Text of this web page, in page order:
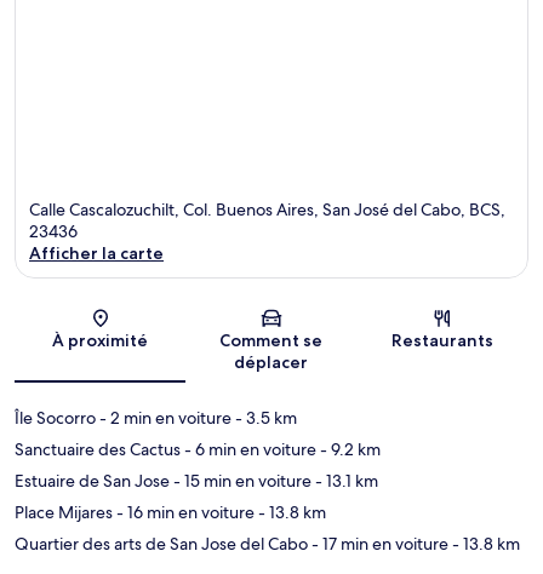
Calle Cascalozuchilt, Col. Buenos Aires, San José del Cabo, BCS,
23436
Afficher la carte
À proximité
Comment se
déplacer
Restaurants
Île Socorro- 2 min en voiture- 3.5 km
Sanctuaire des Cactus- 6 min en voiture- 9.2 km
Estuaire de San Jose- 15 min en voiture- 13.1 km
Place Mijares- 16 min en voiture- 13.8 km
Quartier des arts de San Jose del Cabo- 17 min en voiture- 13.8 km